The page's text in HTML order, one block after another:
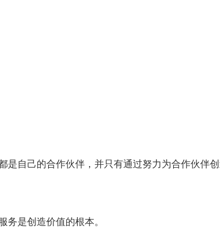
自己的合作伙伴，并只有通过努力为合作伙伴
是创造价值的根本。